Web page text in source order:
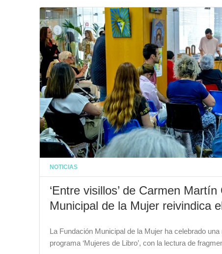
NOTICIAS
‘Entre visillos’ de Carmen
Municipal de la Mujer reivindica
La Fundación Municipal de la Mujer ha celebrado
programa ‘Mujeres de Libro’, con la lectura de